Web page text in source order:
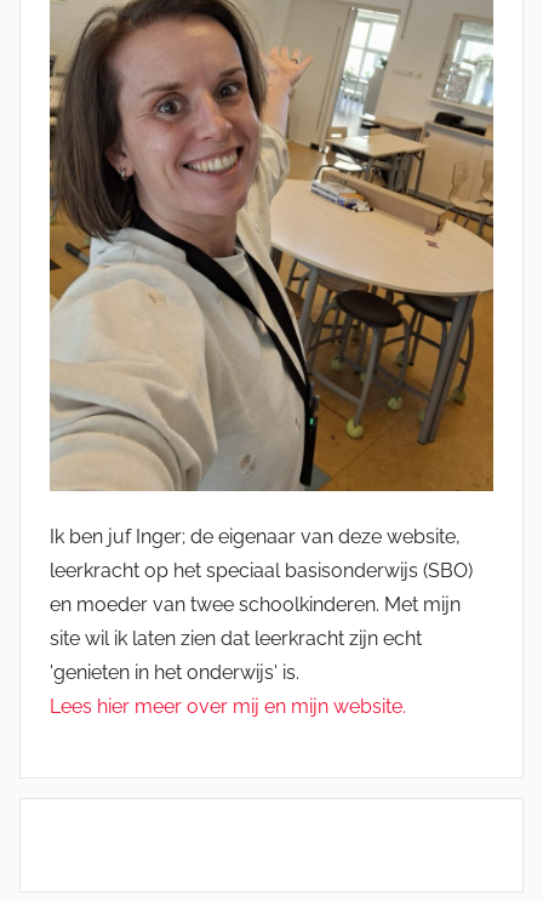
Ik ben juf Inger; de eigenaar van deze website,
leerkracht op het speciaal basisonderwijs (SBO)
en moeder van twee schoolkinderen. Met mijn
site wil ik laten zien dat leerkracht zijn echt
'genieten in het onderwijs' is.
Lees hier meer over mij en mijn website.